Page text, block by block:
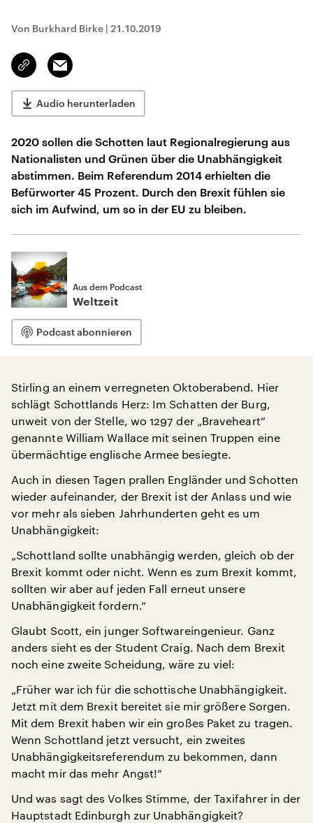
Von Burkhard Birke | 21.10.2019
Link
kopieren/teilen
Email
Audio herunterladen
2020 sollen die Schotten laut Regionalregierung aus
Nationalisten und Grünen über die Unabhängigkeit
abstimmen. Beim Referendum 2014 erhielten die
Befürworter 45 Prozent. Durch den Brexit fühlen sie
sich im Aufwind, um so in der EU zu bleiben.
Aus dem Podcast
Weltzeit
Podcast abonnieren
Stirling an einem verregneten Oktoberabend. Hier
schlägt Schottlands Herz: Im Schatten der Burg,
unweit von der Stelle, wo 1297 der „Braveheart“
genannte William Wallace mit seinen Truppen eine
übermächtige englische Armee besiegte.
Auch in diesen Tagen prallen Engländer und Schotten
wieder aufeinander, der Brexit ist der Anlass und wie
vor mehr als sieben Jahrhunderten geht es um
Unabhängigkeit:
„Schottland sollte unabhängig werden, gleich ob der
Brexit kommt oder nicht. Wenn es zum Brexit kommt,
sollten wir aber auf jeden Fall erneut unsere
Unabhängigkeit fordern.“
Glaubt Scott, ein junger Softwareingenieur. Ganz
anders sieht es der Student Craig. Nach dem Brexit
noch eine zweite Scheidung, wäre zu viel:
„Früher war ich für die schottische Unabhängigkeit.
Jetzt mit dem Brexit bereitet sie mir größere Sorgen.
Mit dem Brexit haben wir ein großes Paket zu tragen.
Wenn Schottland jetzt versucht, ein zweites
Unabhängigkeitsreferendum zu bekommen, dann
macht mir das mehr Angst!“
Und was sagt des Volkes Stimme, der Taxifahrer in der
Hauptstadt Edinburgh zur Unabhängigkeit?